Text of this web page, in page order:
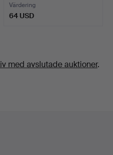
Värdering
64 USD
med avslutade auktioner.